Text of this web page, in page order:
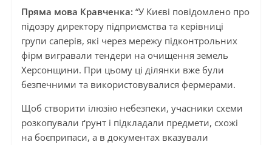
Пряма мова Кравченка: “У Києві повідомлено про
підозру директору підприємства та керівниці
групи саперів, які через мережу підконтрольних
фірм вигравали тендери на очищення земель
Херсонщини. При цьому ці ділянки вже були
безпечними та використовувалися фермерами.
Щоб створити ілюзію небезпеки, учасники схеми
розкопували ґрунт і підкладали предмети, схожі
на боєприпаси, а в документах вказували